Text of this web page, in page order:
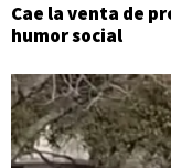
Cae la venta de
humor social